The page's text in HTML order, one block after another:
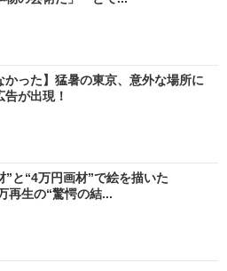
かった】猛暑の東京、意外な場所に
告が出現！
”と“4万円画材”で絵を描いた
生の“驚愕の結...